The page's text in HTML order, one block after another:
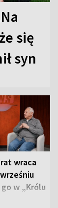
się
syn
wraca
w „Królu